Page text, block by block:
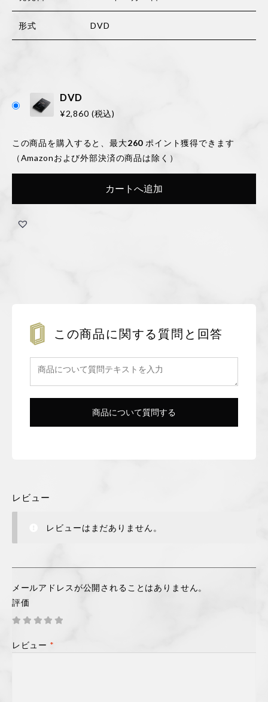
形式 DVD
DVD
¥2,860 (税込)
この商品を購入すると、最大260 ポイント獲得できます
（Amazonおよび外部決済の商品は除く）
カートへ追加
この商品に関する質問と回答
レビュー
レビューはまだありません。
メールアドレスが公開されることはありません。
評価
レビュー *